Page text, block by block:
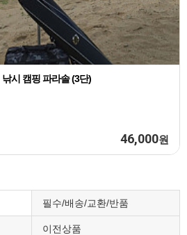
시 짬낚시가방
100,000원
필수/배송/교환/반품
이전상품